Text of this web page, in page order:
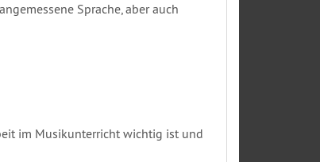
Sprache, aber auch
im Musikunterricht wichtig ist und